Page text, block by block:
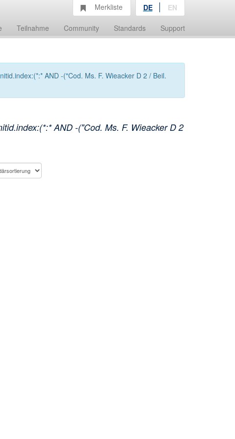
Teilnahme Community Standards Support
Merkliste DE EN
AND -("Cod. Ms. F. Wieacker D 2 / Beil.
AND -("Cod. Ms. F. Wieacker D 2